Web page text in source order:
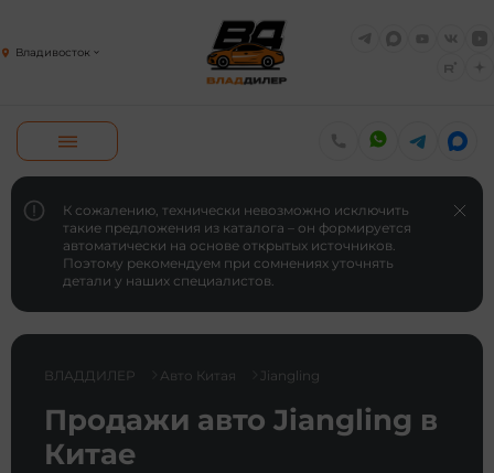
Владивосток
К сожалению, технически невозможно исключить
такие предложения из каталога – он формируется
автоматически на основе открытых источников.
Поэтому рекомендуем при сомнениях уточнять
детали у наших специалистов.
ВЛАДДИЛЕР Авто Китая Jiangling
Продажи авто Jiangling в
Китае